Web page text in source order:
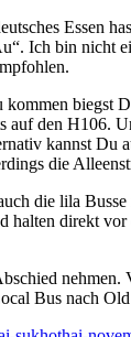
Essen
Ich bin nicht
biegst
auf den H106.
kannst Du
die
die lila
halten direkt
Bus nach